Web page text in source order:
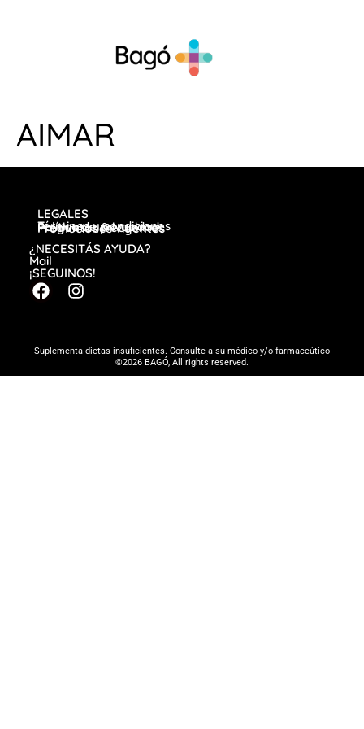
AIMAR
LEGALES
Términos y condiciones
Política de privacidad
Preguntas frecuentes
Promociones vigentes
¿NECESITÁS AYUDA?
Mail
¡SEGUINOS!
Suplementa dietas insuficientes. Consulte a su médico y/o farmaceútico
©2026 BAGÓ, All rights reserved.